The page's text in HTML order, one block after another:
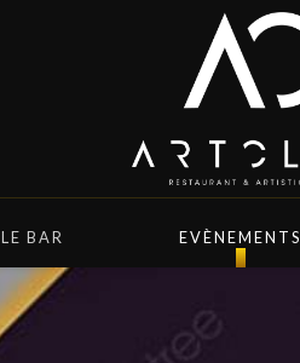
LE BAR EVÈNEMENTS